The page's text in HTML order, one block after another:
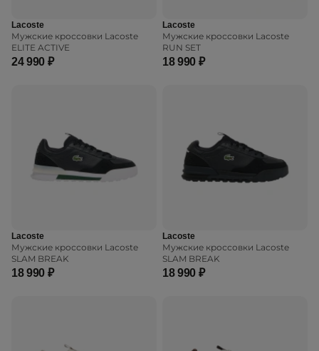
Lacoste
Мужские кроссовки Lacoste
ELITE ACTIVE
24 990 ₽
Lacoste
Мужские кроссовки Lacoste
RUN SET
18 990 ₽
Lacoste
Мужские кроссовки Lacoste
SLAM BREAK
18 990 ₽
Lacoste
Мужские кроссовки Lacoste
SLAM BREAK
18 990 ₽